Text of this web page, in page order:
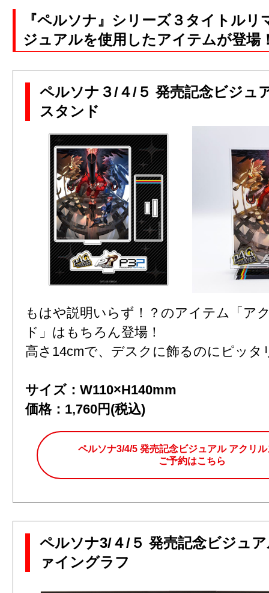
『ペルソナ』シリーズ３タイトルリ
ジュアルを使用したアイテムが登場
ペルソナ３/４/５ 発売記念ビジュ
スタンド
もはや説明いらず！？のアイテム「ア
ド」はもちろん登場！
高さ14cmで、デスクに飾るのにピッタ
サイズ：W110×H140mm
価格：1,760円(税込)
ペルソナ3/4/5 発売記念ビジュアル アクリ
ご予約はこちら
ペルソナ3/４/５ 発売記念ビジュ
ァイングラフ